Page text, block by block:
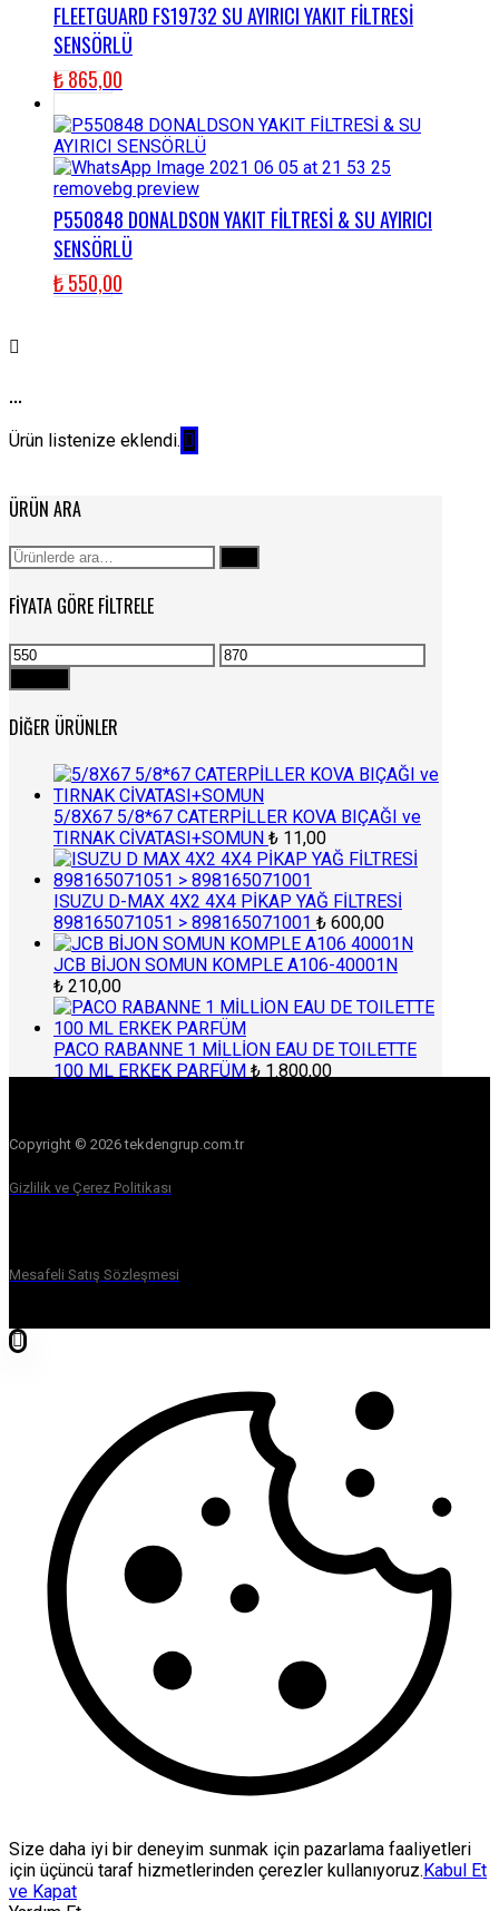
FLEETGUARD FS19732 SU AYIRICI YAKIT FİLTRESİ
SENSÖRLÜ
₺865,00
P550848 DONALDSON YAKIT FİLTRESİ & SU AYIRICI
SENSÖRLÜ
₺550,00
...
Ürün listenize eklendi.
ÜRÜN ARA
Ara:
FIYATA GÖRE FILTRELE
En
düşük
fiyat
En
yüksek
DIĞER ÜRÜNLER
5/8X67 5/8*67 CATERPİLLER KOVA BIÇAĞI ve
TIRNAK CİVATASI+SOMUN ₺ 11,00
ISUZU D-MAX 4X2 4X4 PİKAP YAĞ FİLTRESİ
898165071051 > 898165071001 ₺ 600,00
JCB BİJON SOMUN KOMPLE A106-40001N
₺ 210,00
PACO RABANNE 1 MİLLİON EAU DE TOILETTE
100 ML ERKEK PARFÜM ₺ 1.800,00
Copyright © 2026 tekdengrup.com.tr
Gizlilik ve Çerez Politikası
Mesafeli Satış Sözleşmesi
Size daha iyi bir deneyim sunmak için pazarlama faaliyetleri
için üçüncü taraf hizmetlerinden çerezler kullanıyoruz. Kabul Et
ve Kapat